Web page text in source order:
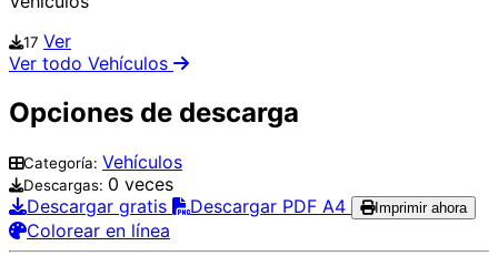
17 Ver
Ver todo Vehículos
Opciones de descarga
Categoría: Vehículos
Descargas: 0 veces
Descargar gratis
Descargar PDF A4 Imprimir ahora
Colorear en línea